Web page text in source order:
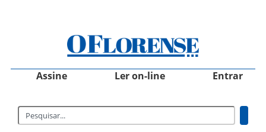
Assine Ler on-line Entrar